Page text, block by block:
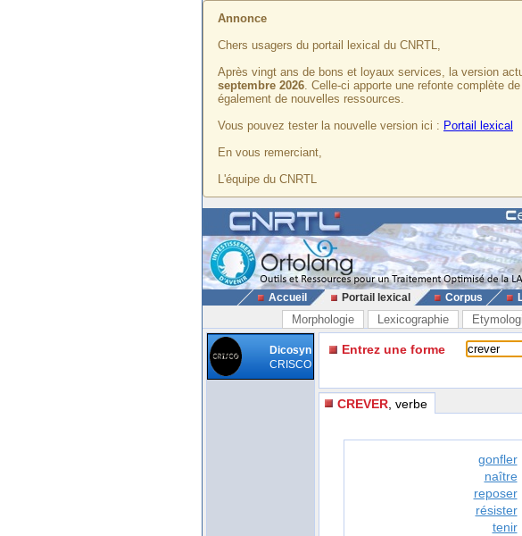
Annonce
Chers usagers du portail lexical du CNRTL,
Après vingt ans de bons et loyaux services, la version
septembre 2026. Celle-ci apporte une refonte complète
également de nouvelles ressources.
Vous pouvez tester la nouvelle version ici : Portail lexical
En vous remerciant,
L'équipe du CNRTL
Accueil Portail lexical Corpus
Morphologie Lexicographie
Dicosyn
CRISCO
Entrez une forme
CREVER , verbe
gonfler
naître
reposer
résister
tenir